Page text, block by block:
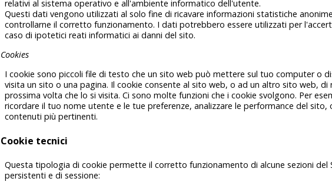
relativi al sistema operativo e all'ambiente informatico dell'utente.
Questi dati vengono utilizzati al solo fine di ricavare informazioni statistiche
controllarne il corretto funzionamento. I dati potrebbero essere utilizzati per
caso di ipotetici reati informatici ai danni del sito.
Cookies
I cookie sono piccoli file di testo che un sito web può mettere sul tuo computer o
visita un sito o una pagina. Il cookie consente al sito web, o ad un altro sito web, di
prossima volta che lo si visita. Ci sono molte funzioni che i cookie svolgono. Per
ricordare il tuo nome utente e le tue preferenze, analizzare le performance del sito,
contenuti più pertinenti.
Cookie tecnici
Questa tipologia di cookie permette il corretto funzionamento di alcune sezioni del
persistenti e di sessione: